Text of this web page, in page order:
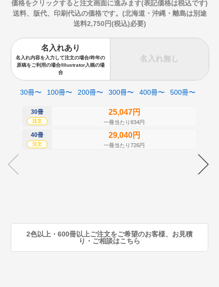
価格をクリックすると注文画面に進みます(表記価格は税込です)
送料、版代、印刷代込の価格です。(北海道・沖縄・離島は別途
送料2,750円(税込)必要)
名入れあり
名入れ内容を入力して注文の場合/昨年の
原稿をご利用の場合/Illustrator入稿の場
合
名入れ無し
30冊〜 100冊〜 200冊〜 300冊〜 400冊〜 500冊〜
30冊
注文
25,047円
一冊当たり834円
40冊
注文
29,040円
一冊当たり726円
2色以上・600冊以上ご注文をご希望のお客様、お見積
り・ご相談はこちら